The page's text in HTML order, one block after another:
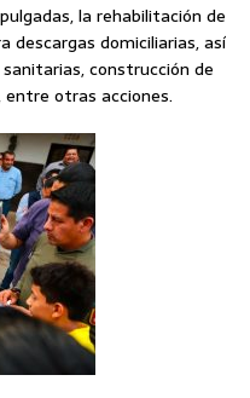
la rehabilitación de
descargas domiciliarias, así
construcción de
otras acciones.